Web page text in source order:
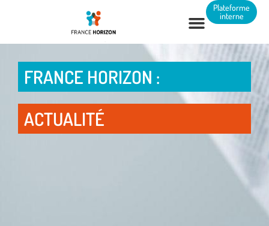
Plateforme
interne
FRANCE HORIZON :
ACTUALITÉ